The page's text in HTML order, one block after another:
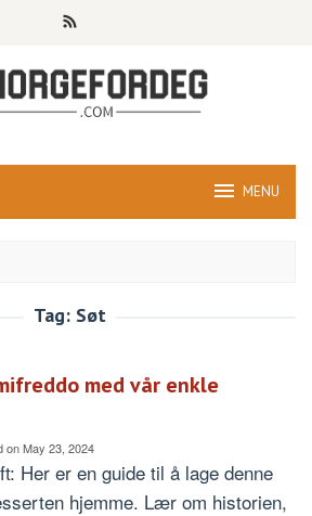
MENU
Tag: Søt
med vår enkle
onMay 23, 2024
Her er en guide til å lage denne
hjemme. Lær om historien,